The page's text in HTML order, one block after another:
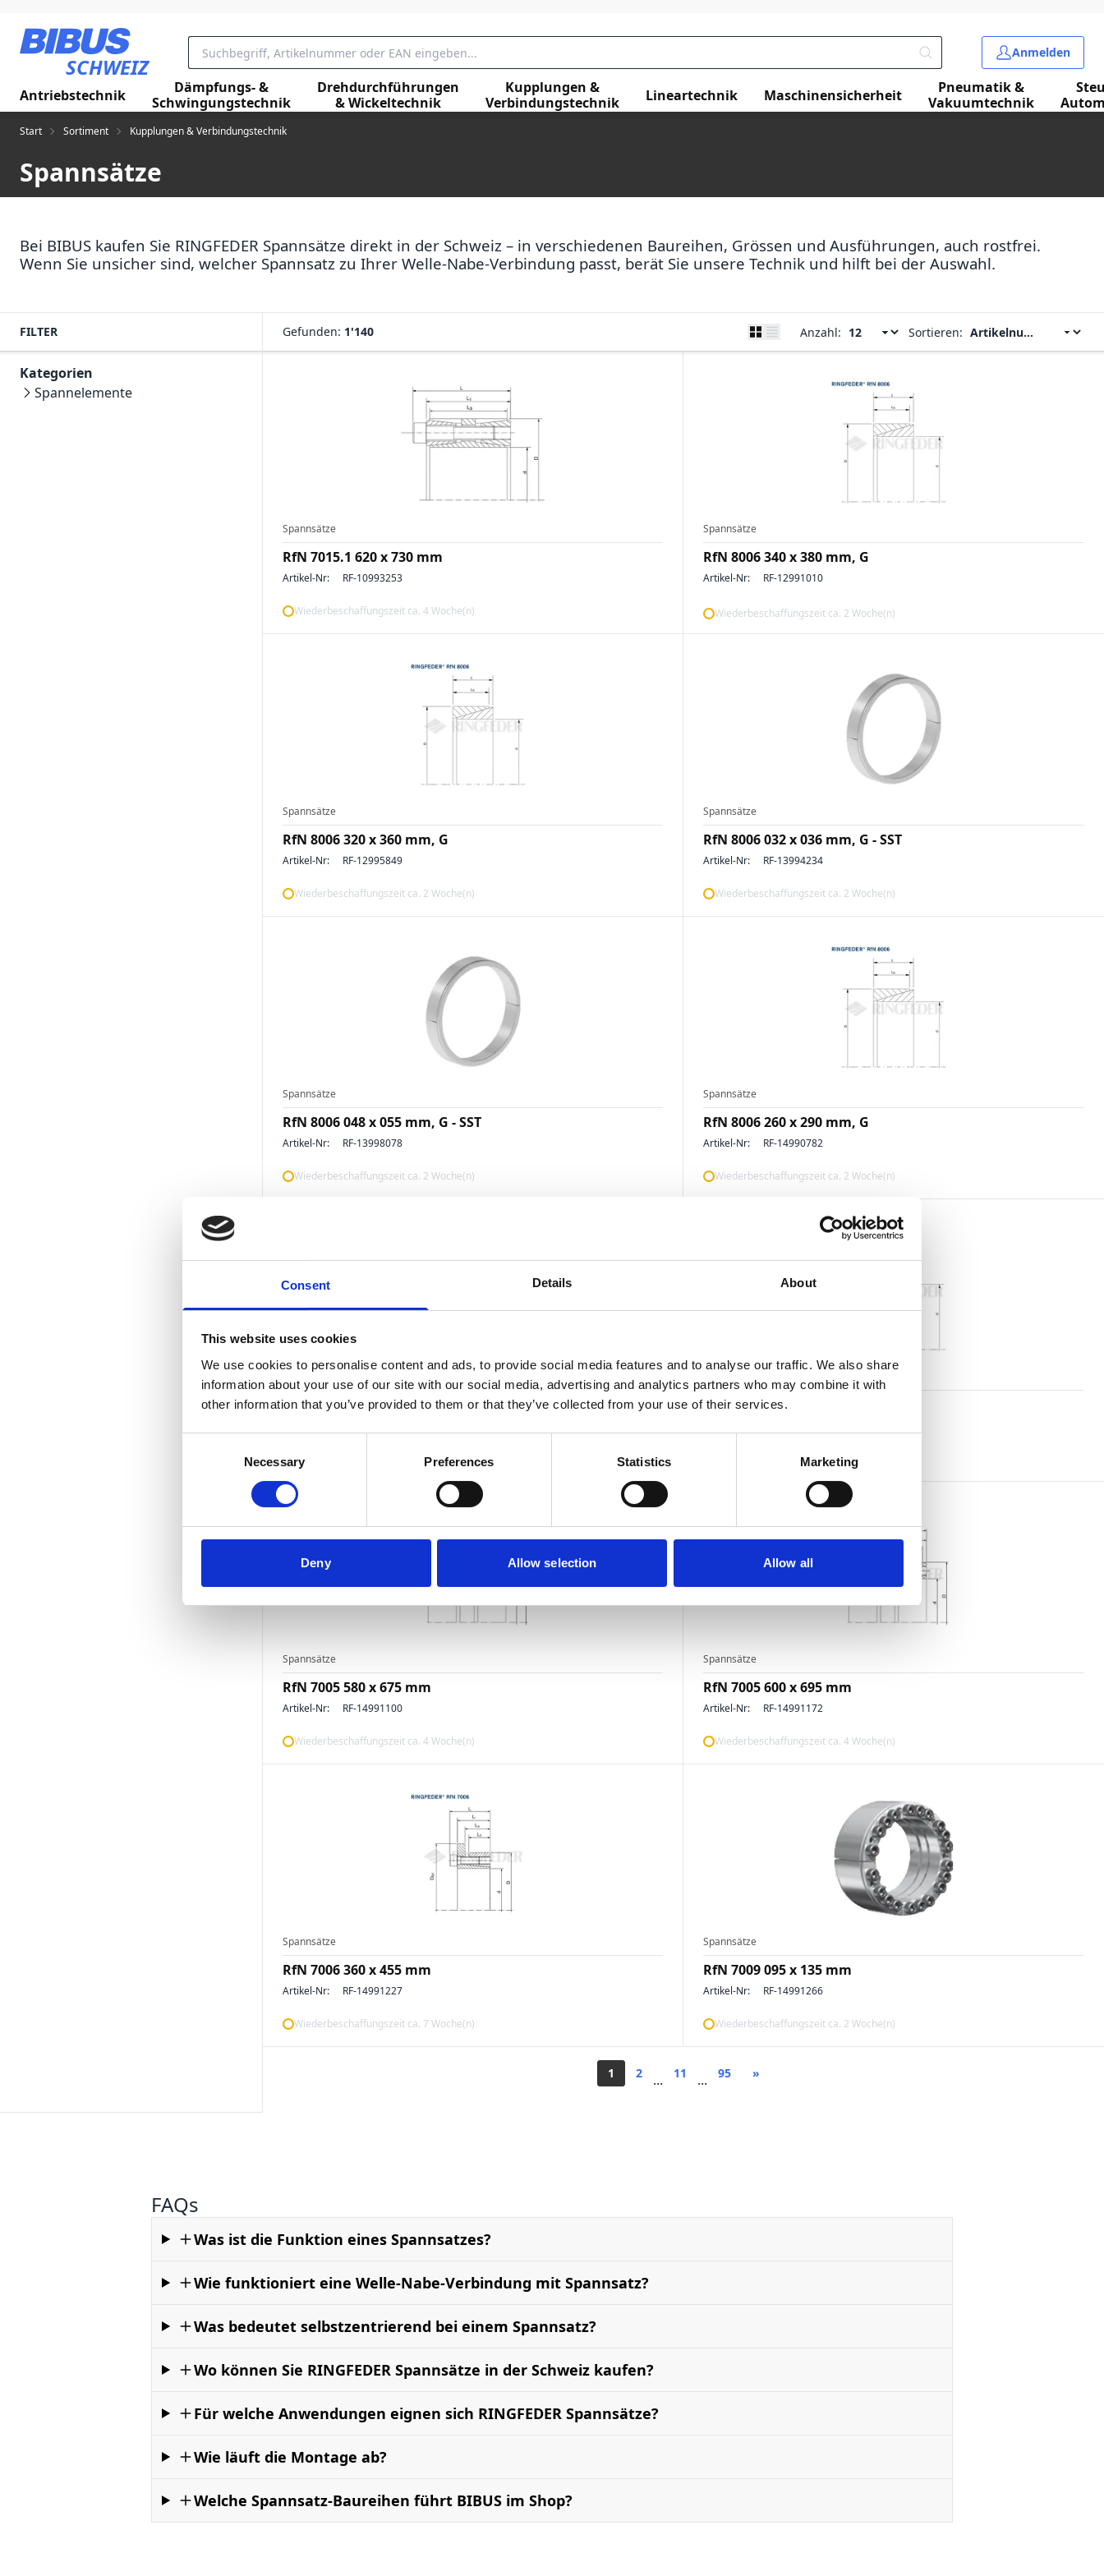
Consent Details About
This website uses cookies
We use cookies to personalise content and ads, to provide social media features and to analyse our traffic. We also share
information about your use of our site with our social media, advertising and analytics partners who may combine it with
other information that you’ve provided to them or that they’ve collected from your use of their services.
Necessary Preferences Statistics Marketing
Deny Allow selection Allow all
SCHWEIZ
Anmelden
Antriebstechnik
Dämpfungs- &
Schwingungstechnik
Drehdurchführungen
& Wickeltechnik
Kupplungen &
Verbindungstechnik
Lineartechnik Maschinensicherheit
Pneumatik &
Vakuumtechnik
Start Sortiment Kupplungen & Verbindungstechnik
Spannsätze
Bei BIBUS kaufen Sie RINGFEDER Spannsätze direkt in der Schweiz – in verschiedenen Baureihen, Grössen und Ausführungen, auch rostfrei.
Wenn Sie unsicher sind, welcher Spannsatz zu Ihrer Welle-Nabe-Verbindung passt, berät Sie unsere Technik und hilft bei der Auswahl.
FILTER
Kategorien
Spannelemente
Gefunden: 1'140 Anzahl: Sortieren:
Spannsätze
RfN 7015.1 620 x 730 mm
Artikel-Nr: RF-10993253
Wiederbeschaffungszeit ca. 4 Woche(n)
Spannsätze
RfN 8006 340 x 380 mm, G
Artikel-Nr: RF-12991010
Wiederbeschaffungszeit ca. 2 Woche(n)
Spannsätze
RfN 8006 320 x 360 mm, G
Artikel-Nr: RF-12995849
Wiederbeschaffungszeit ca. 2 Woche(n)
Spannsätze
RfN 8006 032 x 036 mm, G - SST
Artikel-Nr: RF-13994234
Wiederbeschaffungszeit ca. 2 Woche(n)
Spannsätze
RfN 8006 048 x 055 mm, G - SST
Artikel-Nr: RF-13998078
Wiederbeschaffungszeit ca. 2 Woche(n)
Spannsätze
RfN 8006 260 x 290 mm, G
Artikel-Nr: RF-14990782
Wiederbeschaffungszeit ca. 2 Woche(n)
Spannsätze
RfN 8006 010 x 013 mm, G - SST
Wiederbeschaffungszeit ca. 2 Woche(n)
Spannsätze
RfN 8006 011 x 014 mm, G
Wiederbeschaffungszeit ca. 2 Woche(n)
Spannsätze
RfN 7005 580 x 675 mm
Artikel-Nr: RF-14991100
Wiederbeschaffungszeit ca. 4 Woche(n)
Spannsätze
RfN 7005 600 x 695 mm
Artikel-Nr: RF-14991172
Wiederbeschaffungszeit ca. 4 Woche(n)
Spannsätze
RfN 7006 360 x 455 mm
Artikel-Nr: RF-14991227
Wiederbeschaffungszeit ca. 7 Woche(n)
Spannsätze
RfN 7009 095 x 135 mm
Artikel-Nr: RF-14991266
Wiederbeschaffungszeit ca. 2 Woche(n)
1 2 ... 11 ... 95 »
FAQs
Was ist die Funktion eines Spannsatzes?
Wie funktioniert eine Welle-Nabe-Verbindung mit Spannsatz?
Was bedeutet selbstzentrierend bei einem Spannsatz?
Wo können Sie RINGFEDER Spannsätze in der Schweiz kaufen?
Für welche Anwendungen eignen sich RINGFEDER Spannsätze?
Wie läuft die Montage ab?
Welche Spannsatz-Baureihen führt BIBUS im Shop?